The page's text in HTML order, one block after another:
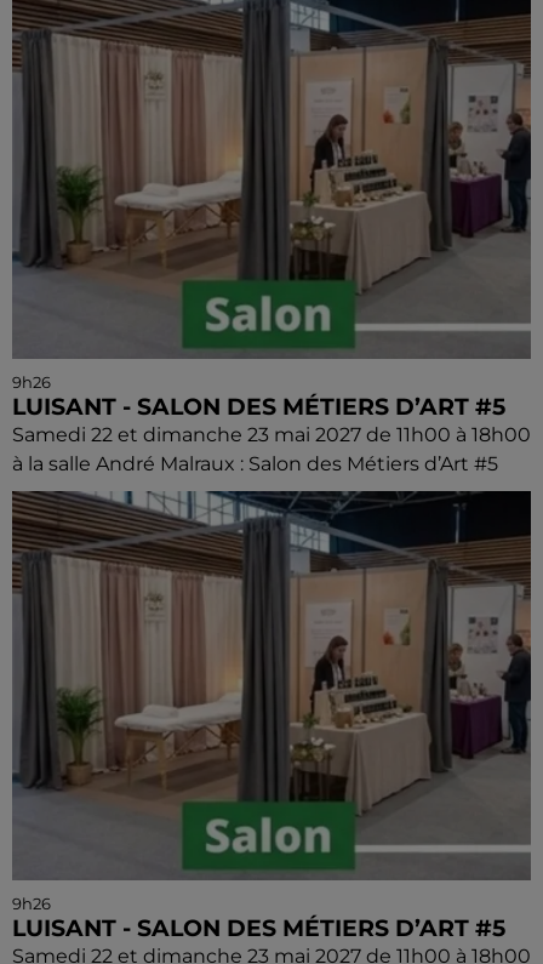
9h26
LUISANT - SALON DES MÉTIERS D’ART #5
Samedi 22 et dimanche 23 mai 2027 de 11h00 à 18h00
à la salle André Malraux : Salon des Métiers d’Art #5
9h26
LUISANT - SALON DES MÉTIERS D’ART #5
Samedi 22 et dimanche 23 mai 2027 de 11h00 à 18h00